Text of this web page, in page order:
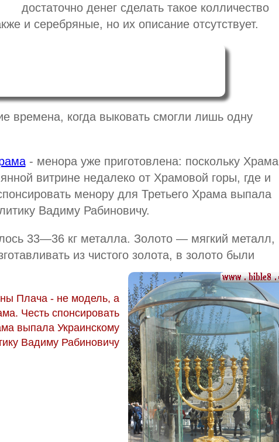
достаточно денег сделать такое колличество
и серебряные, но их описание отсутствует.
времена, когда выковать смогли лишь одну
- менора уже приготовлена: поскольку Храма
витрине недалеко от Храмовой горы, где и
менору для Третьего Храма выпала
Вадиму Рабиновичу.
33—36 кг металла. Золото — мягкий металл,
из чистого золота, в золото были
Плача - не модель, а
Честь спонсировать
выпала Украинскому
Вадиму Рабиновичу